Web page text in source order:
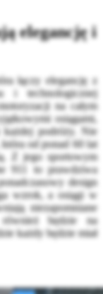
elegancję i
łączy elegancję z
i technologicznej
na całym
osiągami,
każdej podróży. Nie
która od ponad 60 lat
Z jego sportowym
911 to prawdziwa
design
wzrok, a osiągi w
niezapomniane
będzie na
każdy będzie miał